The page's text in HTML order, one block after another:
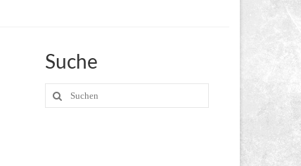
Suche
Suche
nach: